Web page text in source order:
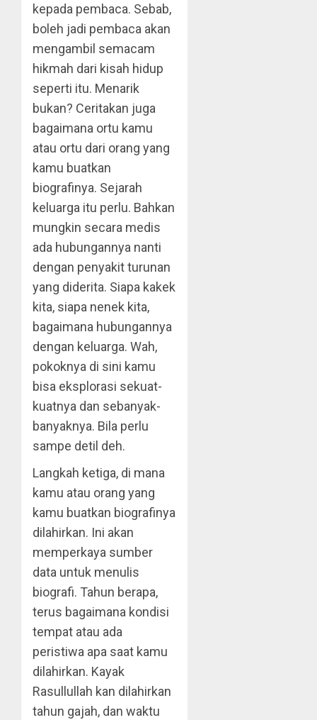
kepada pembaca. Sebab,
boleh jadi pembaca akan
mengambil semacam
hikmah dari kisah hidup
seperti itu. Menarik
bukan? Ceritakan juga
bagaimana ortu kamu
atau ortu dari orang yang
kamu buatkan
biografinya. Sejarah
keluarga itu perlu. Bahkan
mungkin secara medis
ada hubungannya nanti
dengan penyakit turunan
yang diderita. Siapa kakek
kita, siapa nenek kita,
bagaimana hubungannya
dengan keluarga. Wah,
pokoknya di sini kamu
bisa eksplorasi sekuat-
kuatnya dan sebanyak-
banyaknya. Bila perlu
sampe detil deh.
Langkah ketiga, di mana
kamu atau orang yang
kamu buatkan biografinya
dilahirkan. Ini akan
memperkaya sumber
data untuk menulis
biografi. Tahun berapa,
terus bagaimana kondisi
tempat atau ada
peristiwa apa saat kamu
dilahirkan. Kayak
Rasullullah kan dilahirkan
tahun gajah, dan waktu